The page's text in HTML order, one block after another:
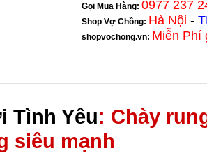
Gọi Mua Hàng: 0977 237
Shop Vợ Chồng: Hà Nội -
shopvochong.vn: Miễn Phí
Tình Yêu: Chày
siêu mạnh